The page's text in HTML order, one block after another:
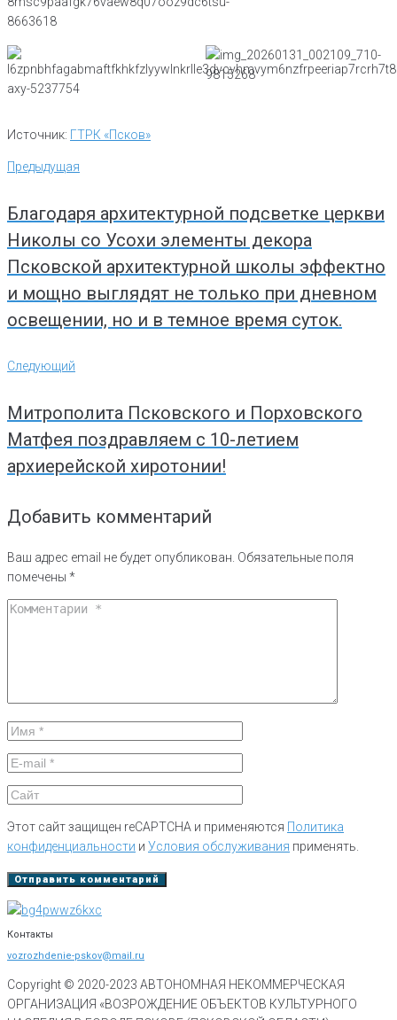
Источник: ГТРК «Псков»
Навигация
по
Предыдущая
Предыдущая
Благодаря архитектурной подсветке церкви
Николы со Усохи элементы декора
Псковской архитектурной школы эффектно
и мощно выглядят не только при дневном
освещении, но и в темное время суток.
Следующий
Следующий
Митрополита Псковского и Порховского
Матфея поздравляем с 10-летием
архиерейской хиротонии!
Добавить комментарий
Ваш адрес email не будет опубликован. Обязательные поля
помечены *
Этот сайт защищен reCAPTCHA и применяются Политика
конфиденциальности и Условия обслуживания применять.
Контакты
vozrozhdenie-pskov@mail.ru
Copyright © 2020-2023 АВТОНОМНАЯ НЕКОММЕРЧЕСКАЯ
ОРГАНИЗАЦИЯ «ВОЗРОЖДЕНИЕ ОБЪЕКТОВ КУЛЬТУРНОГО